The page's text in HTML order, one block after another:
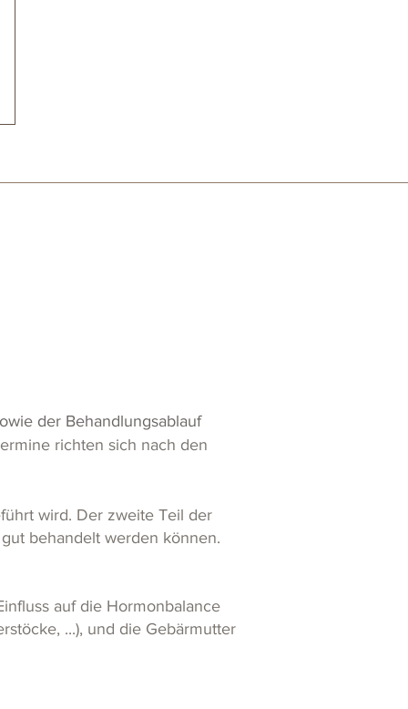
der Behandlungsablauf
richten sich nach den
wird. Der zweite Teil der
behandelt werden können.
auf die Hormonbalance
...), und die Gebärmutter